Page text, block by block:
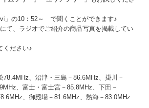
」の10：52～ で聞くことができます♪
て、ラジオでご紹介の商品写真を掲載してい
ください♪
78.4MHz、沼津・三島－86.6MHz、掛川－
、富士・富士宮－85.8MHz、下田－
、御殿場－81.6MHz、熱海－83.0MHz